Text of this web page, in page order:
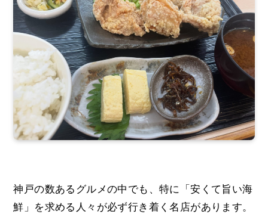
神戸の数あるグルメの中でも、特に「安くて旨い海
鮮」を求める人々が必ず行き着く名店があります。